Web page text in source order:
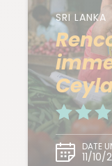
SRI LANKA
DATE
11/10/